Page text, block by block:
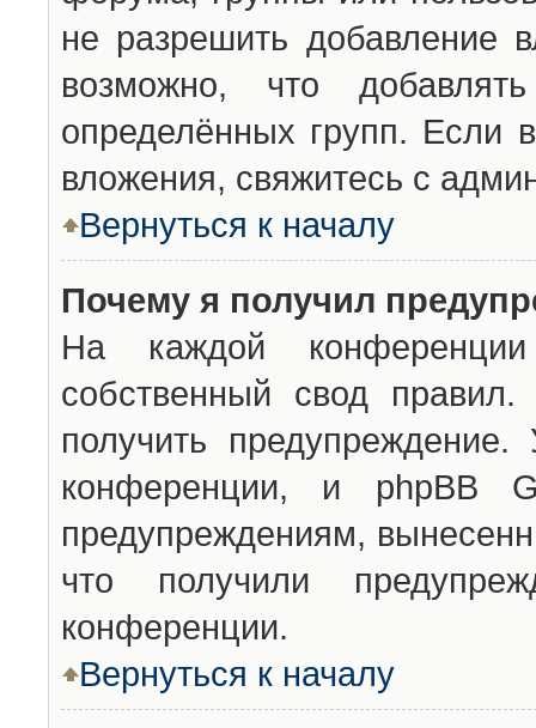
не разрешить добавление
возможно, что
определённых групп. Если
вложения, свяжитесь с
Вернуться к началу
Почему я получил
На каждой конференции
собственный свод
получить
конференции, и phpBB
предупреждениям,
что получили
конференции.
Вернуться к началу